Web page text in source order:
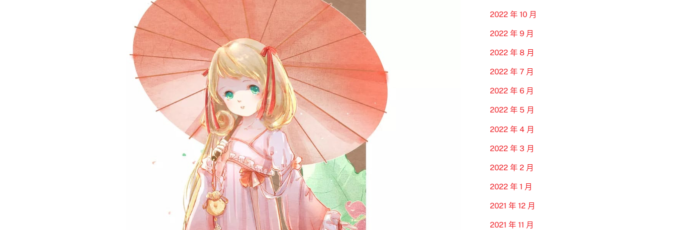
2022 年 10 月
2022 年 9 月
2022 年 8 月
2022 年 7 月
2022 年 6 月
2022 年 5 月
2022 年 4 月
2022 年 3 月
2022 年 2 月
2022 年 1 月
2021 年 12 月
2021 年 11 月